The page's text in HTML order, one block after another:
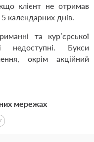
клієнт не отримав
календарних днів.
та кур’єрської
недоступні. Букси
окрім акційний
мережах